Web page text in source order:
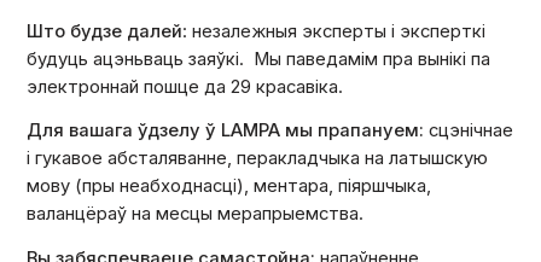
Што будзе далей: незалежныя эксперты і эксперткі
будуць ацэньваць заяўкі. Мы паведамім пра вынікі па
электроннай пошце да 29 красавіка.
Для вашага ўдзелу ў LAMPA мы прапануем: сцэнічнае
і гукавое абсталяванне, перакладчыка на латышскую
мову (пры неабходнасці), ментара, піяршчыка,
валанцёраў на месцы мерапрыемства.